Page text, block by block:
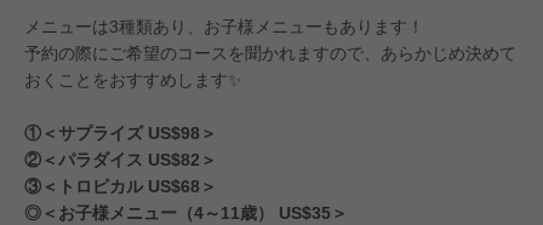
メニューは3種類あり、お子様メニューもあります！
予約の際にご希望のコースを聞かれますので、あらかじめ決めて
おくことをおすすめします✨
①＜サプライズ US$98＞
②＜パラダイス US$82＞
③＜トロピカル US$68＞
◎＜お子様メニュー（4～11歳） US$35＞